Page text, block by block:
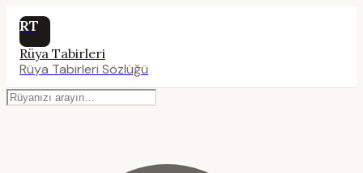
RT
Rüya Tabirleri
Rüya Tabirleri Sözlüğü